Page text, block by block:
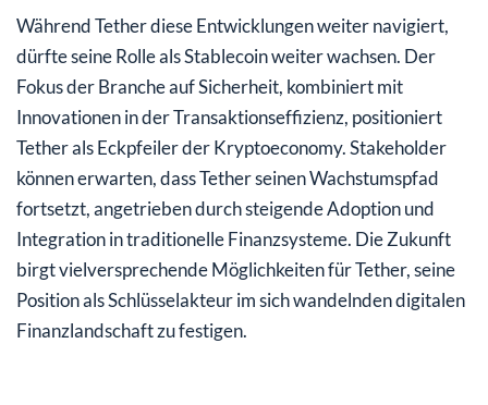
Während Tether diese Entwicklungen weiter navigiert,
dürfte seine Rolle als Stablecoin weiter wachsen. Der
Fokus der Branche auf Sicherheit, kombiniert mit
Innovationen in der Transaktionseffizienz, positioniert
Tether als Eckpfeiler der Kryptoeconomy. Stakeholder
können erwarten, dass Tether seinen Wachstumspfad
fortsetzt, angetrieben durch steigende Adoption und
Integration in traditionelle Finanzsysteme. Die Zukunft
birgt vielversprechende Möglichkeiten für Tether, seine
Position als Schlüsselakteur im sich wandelnden digitalen
Finanzlandschaft zu festigen.